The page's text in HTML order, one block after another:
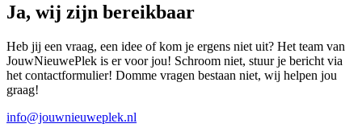
Ja, wij zijn bereikbaar
Heb jij een vraag, een idee of kom je ergens niet uit? Het team van
JouwNieuwePlek is er voor jou! Schroom niet, stuur je bericht via
het contactformulier! Domme vragen bestaan niet, wij helpen jou
graag!
info@jouwnieuweplek.nl